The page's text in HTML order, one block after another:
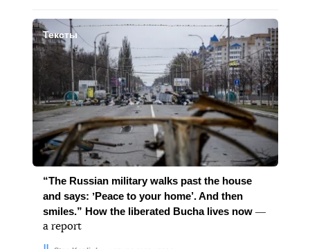
Тексты
“The Russian military walks past the house
and says: ʼPeace to your home’. And then
smiles.” How the liberated Bucha lives now―
a report